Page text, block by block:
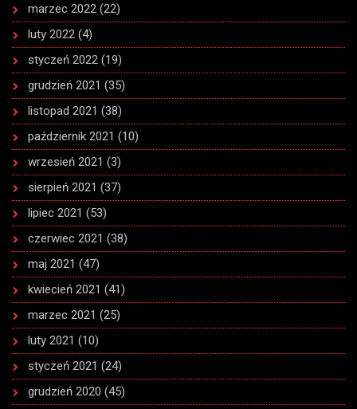
marzec 2022 (22)
luty 2022 (4)
styczeń 2022 (19)
grudzień 2021 (35)
listopad 2021 (38)
październik 2021 (10)
wrzesień 2021 (3)
sierpień 2021 (37)
lipiec 2021 (53)
czerwiec 2021 (38)
maj 2021 (47)
kwiecień 2021 (41)
marzec 2021 (25)
luty 2021 (10)
styczeń 2021 (24)
grudzień 2020 (45)